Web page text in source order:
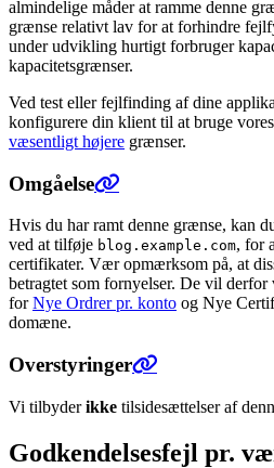
almindelige måder at ramme denne
grænse relativt lav for at forhindre
under udvikling hurtigt forbruger
kapacitetsgrænser.
Ved test eller fejlfinding af dine
konfigurere din klient til at bruge vores
væsentligt højere grænser.
Omgåelse
Hvis du har ramt denne grænse, kan
ved at tilføje blog.example.com, for
certifikater. Vær opmærksom på, at
betragtet som fornyelser. De vil
forNye Ordrer pr. konto og Nye
domæne.
Overstyringer
Vi tilbyderikke tilsidesættelser af
Godkendelsesfejl pr.